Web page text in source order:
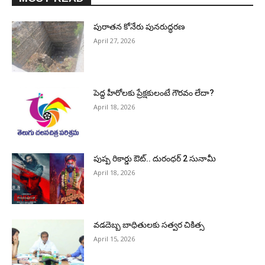
పురాత‌న కోనేరు పున‌రుద్ధ‌ర‌ణ
April 27, 2026
పెద్ద హీరోల‌కు ప్రేక్ష‌కులంటే గౌర‌వం లేదా?
April 18, 2026
పుష్ప రికార్డు ఔట్‌.. దురంధ‌ర్ 2 సునామీ
April 18, 2026
వడదెబ్బ బాధితులకు సత్వర చికిత్స
April 15, 2026